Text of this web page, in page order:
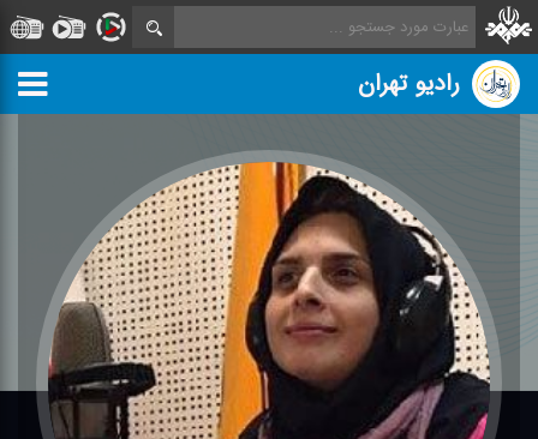
رادیو تهران